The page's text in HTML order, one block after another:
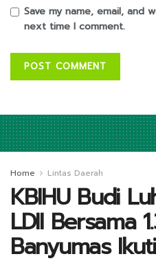
Save my name, email, and
next time I comment.
Home Lintas Daerah
KBIHU Budi
LDII Bersama
Banyumas